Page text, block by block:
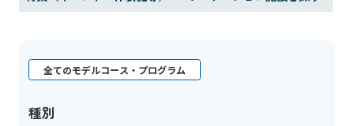
全てのモデルコース・プログラム
種別